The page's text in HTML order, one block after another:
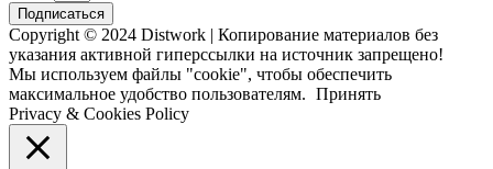
Подписаться
Copyright © 2024 Distwork | Копирование материалов без
указания активной гиперссылки на источник запрещено!
Мы используем файлы "cookie", чтобы обеспечить
максимальное удобство пользователям. Принять
Privacy & Cookies Policy